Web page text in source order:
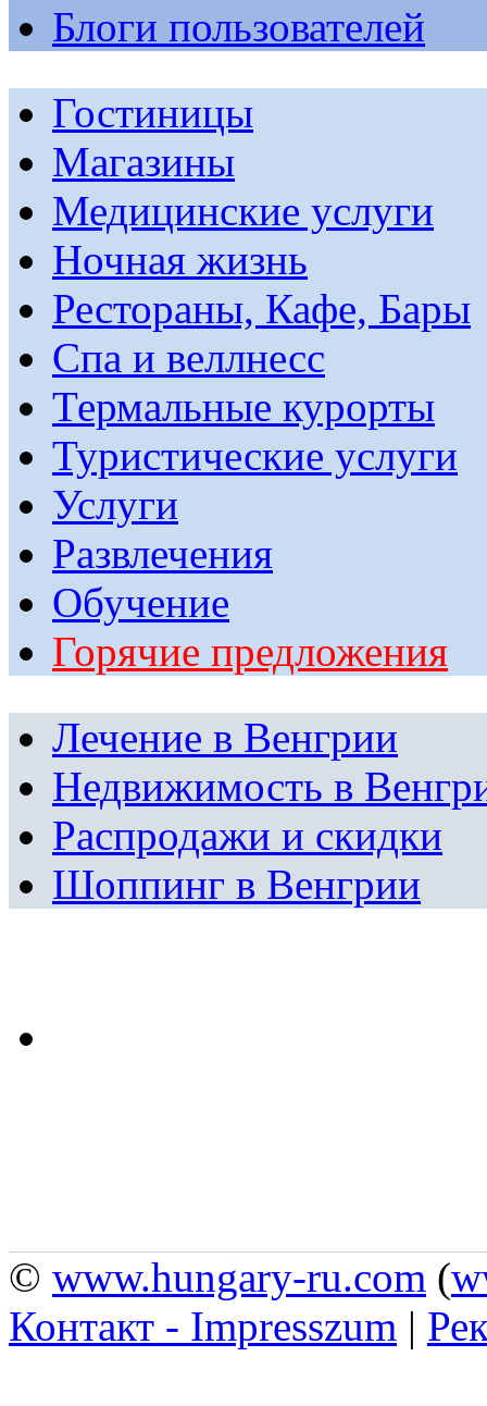
Блоги пользователей
Гостиницы
Магазины
Медицинские услуги
Ночная жизнь
Рестораны, Кафе, Бары
Спа и веллнесс
Термальные курорты
Туристические услуги
Услуги
Развлечения
Обучение
Горячие предложения
Лечение в Венгрии
Недвижимость в
Распродажи и скидки
Шоппинг в Венгрии
© www.hungary-ru.com (
Контакт - Impresszum |